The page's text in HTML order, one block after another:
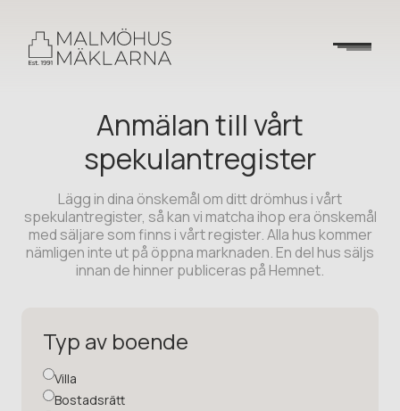
Anmälan till vårt
spekulantregister
Lägg in dina önskemål om ditt drömhus i vårt
spekulantregister, så kan vi matcha ihop era önskemål
med säljare som finns i vårt register. Alla hus kommer
nämligen inte ut på öppna marknaden. En del hus säljs
innan de hinner publiceras på Hemnet.
Typ av boende
Villa
Bostadsrätt